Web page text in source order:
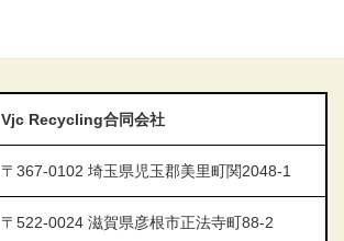
Vjc Recycling合同会社
〒367-0102 埼玉県児玉郡美里町関2048-1
〒522-0024 滋賀県彦根市正法寺町88-2